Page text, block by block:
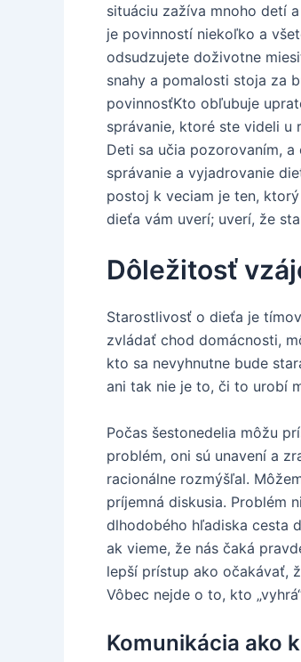
situáciu zažíva mnoho detí
je povinností niekoľko a
odsudzujete doživotne
snahy a pomalosti stoja za
povinnosťKto obľubuje
správanie, ktoré ste videli u
Deti sa učia pozorovaním,
správanie a vyjadrovanie
postoj k veciam je ten,
dieťa vám uverí; uverí, že
Dôležitosť
Starostlivosť o dieťa je
zvládať chod domácnosti,
kto sa nevyhnutne bude
ani tak nie je to, či to urobí
Počas šestonedelia môžu
problém, oni sú unavení a
racionálne rozmýšľal.
príjemná diskusia. Problém
dlhodobého hľadiska cesta
ak vieme, že nás čaká
lepší prístup ako očakávať,
Vôbec nejde o to, kto
Komunikácia ako